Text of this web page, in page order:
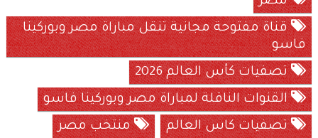
قناة مفتوحة مجانية تنقل مباراة مصر وبوركينا
فاسو
تصفيات كأس العالم 2026
القنوات الناقلة لمباراة مصر وبوركينا فاسو
تصفيات كاس العالم
منتخب مصر